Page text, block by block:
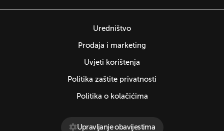
Uredništvo
Prodaja i marketing
Uvjeti korištenja
Politika zaštite privatnosti
Politika o kolačićima
Upravljanje obavijestima